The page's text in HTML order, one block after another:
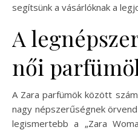
segítsünk a vásárlóknak a
A
női
A Zara parfümök között
nagy népszerűségnek
legismertebb a „Zara